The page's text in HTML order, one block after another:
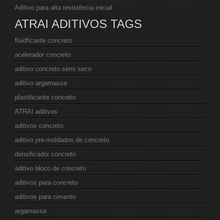
Aditivo para alta resistência inicial
ATRAI ADITIVOS TAGS
fluidficante concreto
acelerador concreto
aditivo concreto semi seco
aditivo argamassa
plastificante concreto
ATRAI aditivos
aditivos concreto
aditivo pre-moldados de concreto
densificador concreto
aditivo bloco de concreto
aditivos para concreto
aditivos para cimento
argamassa